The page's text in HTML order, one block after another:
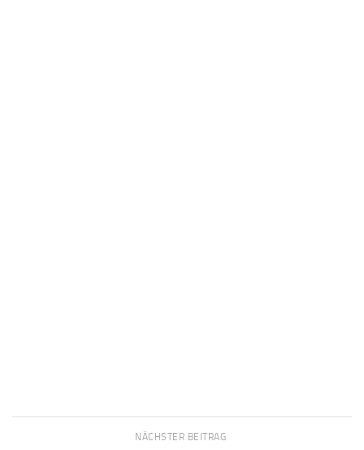
NÄCHSTER BEITRAG